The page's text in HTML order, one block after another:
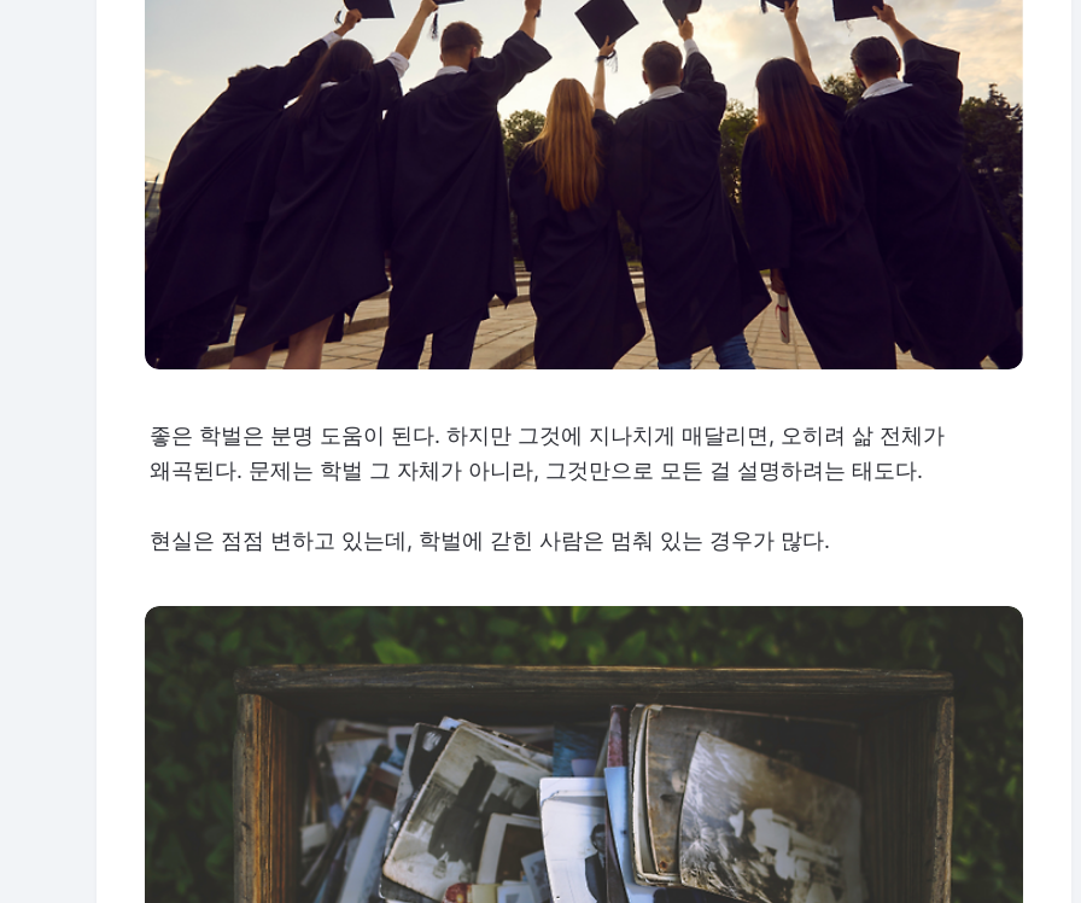
좋은 학벌은 분명 도움이 된다. 하지만 그것에 지나치게 매달리면, 오히려 삶 전체가
왜곡된다. 문제는 학벌 그 자체가 아니라, 그것만으로 모든 걸 설명하려는 태도다.
현실은 점점 변하고 있는데, 학벌에 갇힌 사람은 멈춰 있는 경우가 많다.